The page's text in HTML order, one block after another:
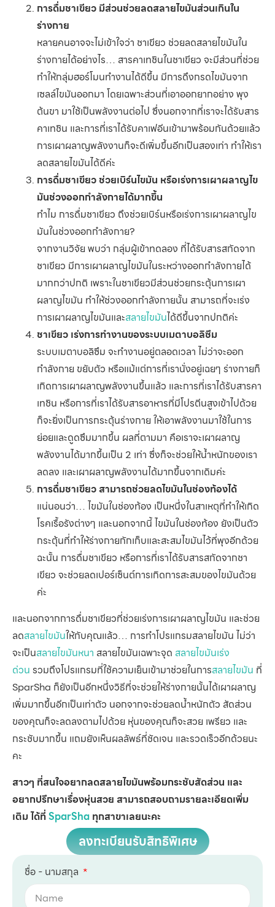
การดื่มชาเขียว มีส่วนช่วยลดสลายไขมันส่วนเกินใน
ร่างกาย
หลายคนอาจจะไม่เข้าใจว่า ชาเขียว ช่วยลดสลายไขมันใน
ร่างกายได้อย่างไร… สารคาเทชินในชาเขียว จะมีส่วนที่ช่วย
ทำให้กลุ่มฮอร์โมนทำงานได้ดีขึ้น มีการดึงกรดไขมันจาก
เซลล์ไขมันออกมา โดยเฉพาะส่วนที่เอาออกยากอย่าง พุง
ต้นขา มาใช้เป็นพลังงานต่อไป ซึ่งนอกจากที่เราจะได้รับสาร
คาเทชิน และการที่เราได้รับคาเฟอีนเข้ามาพร้อมกันด้วยแล้ว
การเผาผลาญพลังงานก็จะดีเพิ่มขึ้นอีกเป็นสองเท่า ทำให้เรา
ลดสลายไขมันได้ดีค่ะ
การดื่มชาเขียว ช่วยเบิร์นไขมัน หรือเร่งการเผาผลาญไข
มันช่วงออกกำลังกายได้มากขึ้น
ทำไม การดื่มชาเขียว ถึงช่วยเบิร์นหรือเร่งการเผาผลาญไข
มันในช่วงออกกำลังกาย?
จากงานวิจัย พบว่า กลุ่มผู้เข้าทดลอง ที่ได้รับสารสกัดจาก
ชาเขียว มีการเผาผลาญไขมันในระหว่างออกกำลังกายได้
มากกว่าปกติ เพราะในชาเขียวมีส่วนช่วยกระตุ้นการเผา
ผลาญไขมัน ทำให้ช่วงออกกำลังกายนั้น สามารถที่จะเร่ง
การเผาผลาญไขมันและสลายไขมันได้ดีขึ้นจากปกติค่ะ
ชาเขียว เร่งการทำงานของระบบเมตาบอลิซึม
ระบบเมตาบอลิซึม จะทำงานอยู่ตลอดเวลา ไม่ว่าจะออก
กำลังกาย ขยับตัว หรือแม้แต่การที่เรานั่งอยู่เฉยๆ ร่างกายก็
เกิดการเผาผลาญพลังงานขึ้นแล้ว และการที่เราได้รับสารคา
เทชิน หรือการที่เราได้รับสารอาหารที่มีโปรตีนสูงเข้าไปด้วย
ก็จะยิ่งเป็นการกระตุ้นร่างกาย ให้เอาพลังงานมาใช้ในการ
ย่อยและดูดซึมมากขึ้น ผลที่ตามมา คือเราจะเผาผลาญ
พลังงานได้มากขึ้นเป็น 2 เท่า ซึ่งก็จะช่วยให้น้ำหนักของเรา
ลดลง และเผาผลาญพลังงานได้มากขึ้นจากเดิมค่ะ
การดื่มชาเขียว สามารถช่วยลดไขมันในช่องท้องได้
แน่นอนว่า… ไขมันในช่องท้อง เป็นหนึ่งในสาเหตุที่ทำให้เกิด
โรคเรื้อรังต่างๆ และนอกจากนี้ ไขมันในช่องท้อง ยังเป็นตัว
กระตุ้นที่ทำให้ร่างกายกักเก็บและสะสมไขมันไว้ที่พุงอีกด้วย
ฉะนั้น การดื่มชาเขียว หรือการที่เราได้รับสารสกัดจากชา
เขียว จะช่วยลดเปอร์เซ็นต์การเกิดการสะสมของไขมันด้วย
ค่ะ
และนอกจากการดื่มชาเขียวที่ช่วยเร่งการเผาผลาญไขมัน และช่วย
ลดสลายไขมันให้กับคุณแล้ว… การทำโปรแกรมสลายไขมัน ไม่ว่า
จะเป็นสลายไขมันหนา สลายไขมันเฉพาะจุด สลายไขมันเร่ง
ด่วน รวมถึงโปรแกรมที่ใช้ความเย็นเข้ามาช่วยในการสลายไขมัน ที่
SparSha ก็ยังเป็นอีกหนึ่งวิธีที่จะช่วยให้ร่างกายนั้นได้เผาผลาญ
เพิ่มมากขึ้นอีกเป็นเท่าตัว นอกจากจะช่วยลดน้ำหนักตัว สัดส่วน
ของคุณก็จะลดลงตามไปด้วย หุ่นของคุณก็จะสวย เพรียว และ
กระชับมากขึ้น แถมยังเห็นผลลัพธ์ที่ชัดเจน และรวดเร็วอีกด้วยนะ
คะ
สาวๆ ที่สนใจอยากลดสลายไขมันพร้อมกระชับสัดส่วน และ
อยากปรึกษาเรื่องหุ่นสวย สามารถสอบถามรายละเอียดเพิ่ม
เติม ได้ที่SparSha ทุกสาขาเลยนะคะ
ลงทะเบียนรับสิทธิพิเศษ
ชื่อ - นามสกุล